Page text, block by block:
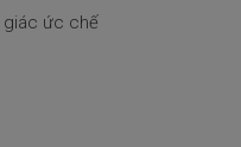
giác ức chế